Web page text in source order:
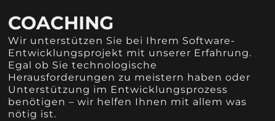
COACHING
Wir unterstützen Sie bei Ihrem Software-
Entwicklungsprojekt mit unserer Erfahrung.
Egal ob Sie technologische
Herausforderungen zu meistern haben oder
Unterstützung im Entwicklungsprozess
benötigen – wir helfen Ihnen mit allem was
nötig ist.